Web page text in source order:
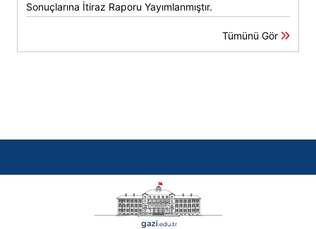
Sonuçlarına İtiraz Raporu Yayımlanmıştır.
Tümünü Gör